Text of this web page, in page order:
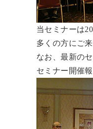
当セミナーは
多くの方にご
なお、最新の
セミナー開催